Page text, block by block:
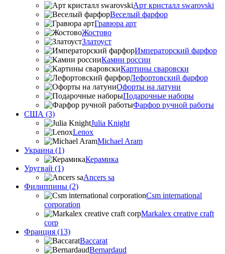
Арт кристалл swarovski
Веселый фарфор
Гравюра арт
Жостово
Златоуст
Императорский фарфор
Камни россии
Картины сваровски
Лефортовский фарфор
Офорты на латуни
Подарочные наборы
Фарфор ручной работы
США (3)
Julia Knight
Lenox
Michael Aram
Украина (1)
Керамика
Уругвай (1)
Ancers sa
Филиппины (2)
Csm international
corporation
Markalex creative craft
corp
Франция (13)
Baccarat
Bernardaud